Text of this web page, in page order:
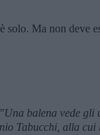
solo. Ma non deve
balena vede
Tabucchi, alla